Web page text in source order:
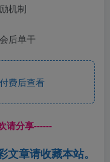
机制
后单干
费后查看
请分享------
章请收藏本站。